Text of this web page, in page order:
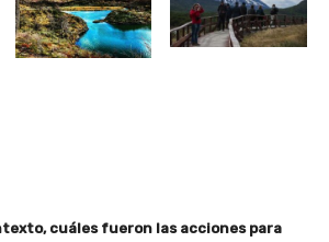
cuáles fueron las acciones para